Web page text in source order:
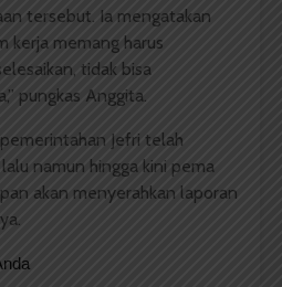
tersebut. Ia mengatakan
kerja memang harus
tidak bisa
pungkas Anggita.
Jefri telah
namun hingga kini pema
akan menyerahkan laporan